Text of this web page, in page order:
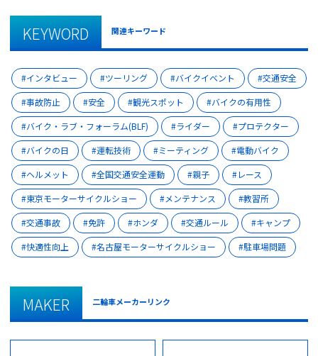
KEYWORD 関連キーワード
インタビュー ツーリング バイクイベント
交通安全
事故防止
安全 観光スポット
バイクの有用性
バイク・ラブ・フォーラム(BLF)
ライダー
プロテクター
バイクの日
運転技術 ミーティング
電動バイク
ヘルメット
全国交通安全運動 親子
レース
東京モーターサイクルショー
メンテナンス
教習所
交通事故
免許 ホンダ 交通ルール
キャンプ
快適性向上
名古屋モーターサイクルショー 駐車場問題
MAKER 二輪車メーカーリンク